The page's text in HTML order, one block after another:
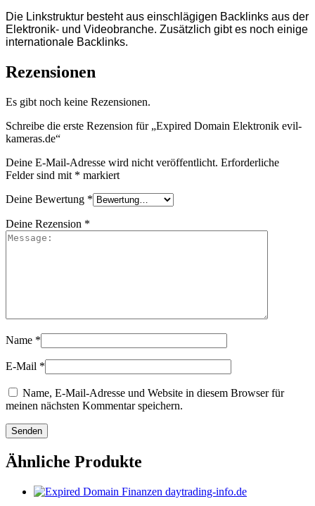
Die Linkstruktur besteht aus einschlägigen Backlinks aus der
Elektronik- und Videobranche. Zusätzlich gibt es noch einige
internationale Backlinks.
Rezensionen
Es gibt noch keine Rezensionen.
Schreibe die erste Rezension für „Expired Domain Elektronik evil-
kameras.de“
Deine E-Mail-Adresse wird nicht veröffentlicht. Erforderliche
Felder sind mit * markiert
Deine Bewertung *
Deine Rezension *
Name *
E-Mail *
Name, E-Mail-Adresse und Website in diesem Browser für
meinen nächsten Kommentar speichern.
Ähnliche Produkte